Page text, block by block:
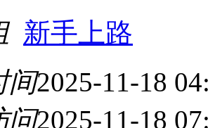
新手上路
间2025-11-18
问2025-11-18